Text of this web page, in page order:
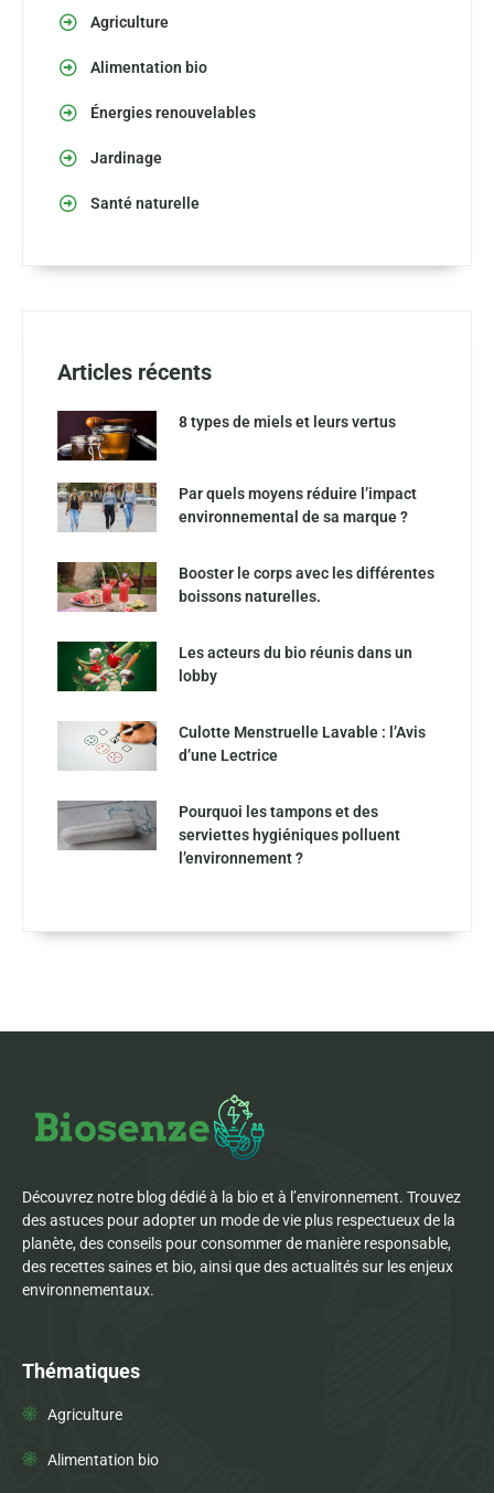
Agriculture
Alimentation bio
Énergies renouvelables
Jardinage
Santé naturelle
Articles récents
8 types de miels et leurs vertus
Par quels moyens réduire l’impact
environnemental de sa marque ?
Booster le corps avec les différentes
boissons naturelles.
Les acteurs du bio réunis dans un
lobby
Culotte Menstruelle Lavable : l’Avis
d’une Lectrice
Pourquoi les tampons et des
serviettes hygiéniques polluent
l’environnement ?
Découvrez notre blog dédié à la bio et à l’environnement. Trouvez
des astuces pour adopter un mode de vie plus respectueux de la
planète, des conseils pour consommer de manière responsable,
des recettes saines et bio, ainsi que des actualités sur les enjeux
environnementaux.
Thématiques
Agriculture
Alimentation bio